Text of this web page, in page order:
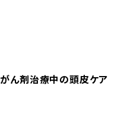
ん剤治療中の頭皮ケア